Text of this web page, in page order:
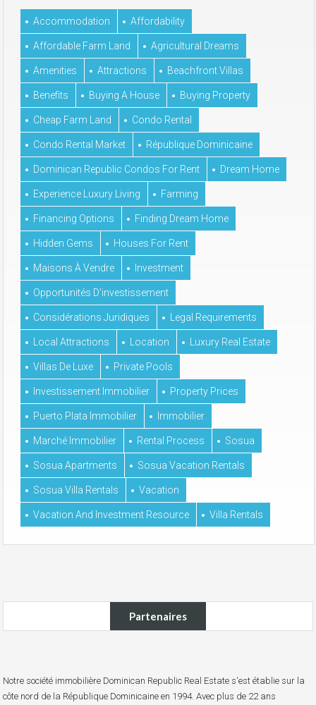
Accommodation Affordability
Affordable Farm Land Agricultural Dreams
Amenities Attractions Beachfront Villas
Benefits Buying A House Buying Property
Cheap Farm Land Condo Rental
Condo Rental Market République Dominicaine
Dominican Republic Condos For Rent Dream Home
Experience Luxury Living Farming
Financing Options Finding Dream Home
Hidden Gems Houses For Rent
Maisons À Vendre Investment
Opportunités D'investissement
Considérations Juridiques Legal Requirements
Local Attractions Location Luxury Real Estate
Villas De Luxe Private Pools
Investissement Immobilier Property Prices
Puerto Plata Immobilier Immobilier
Marché Immobilier Rental Process Sosua
Sosua Apartments Sosua Vacation Rentals
Sosua Villa Rentals Vacation
Vacation And Investment Resource Villa Rentals
Partenaires
Notre société immobilière Dominican Republic Real Estate s'est établie sur la
côte nord de la République Dominicaine en 1994. Avec plus de 22 ans